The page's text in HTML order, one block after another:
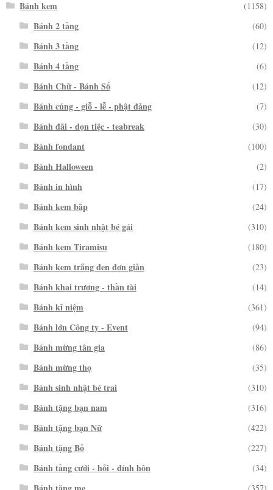
Bánh kem (1158)
Bánh 2 tầng (60)
Bánh 3 tầng (12)
Bánh 4 tầng (6)
Bánh Chữ - Bánh Số (12)
Bánh cúng - giỗ - lễ - phật đảng (7)
Bánh đãi - dọn tiệc - teabreak (30)
Bánh fondant (100)
Bánh Halloween (2)
Bánh in hình (17)
Bánh kem bắp (24)
Bánh kem sinh nhật bé gái (310)
Bánh kem Tiramisu (180)
Bánh kem trắng đen đơn giản (23)
Bánh khai trương - thần tài (14)
Bánh kỉ niệm (361)
Bánh lớn Công ty - Event (94)
Bánh mừng tân gia (86)
Bánh mừng thọ (35)
Bánh sinh nhật bé trai (310)
Bánh tặng bạn nam (316)
Bánh tặng bạn Nữ (422)
Bánh tặng Bố (227)
Bánh tầng cưới - hỏi - đính hôn (34)